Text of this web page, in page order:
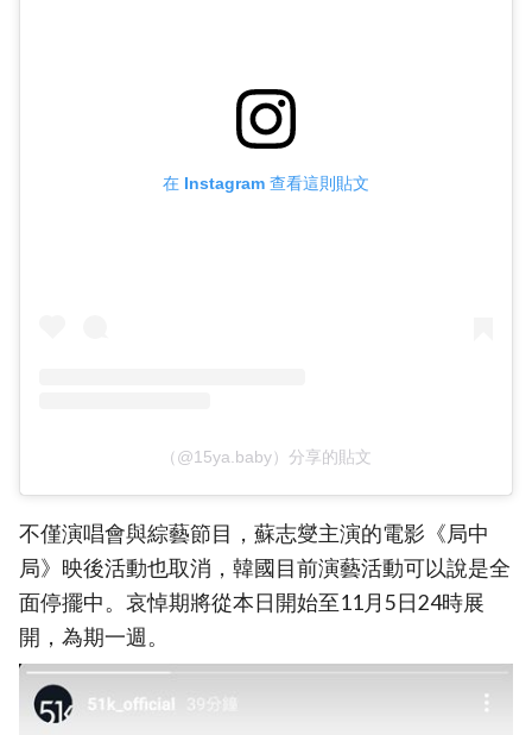
在 Instagram 查看這則貼文
（@15ya.baby）分享的貼文
不僅演唱會與綜藝節目，蘇志燮主演的電影《局中
局》映後活動也取消，韓國目前演藝活動可以說是全
面停擺中。哀悼期將從本日開始至11月5日24時展
開，為期一週。